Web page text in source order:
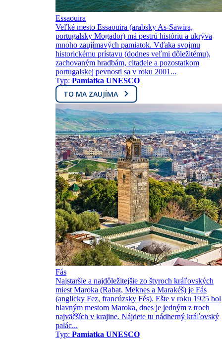
Essaouira
Veľké mesto Essaouira (arabsky As-Sawira,
portugalsky Mogador) má pestrú históriu a ukrýva
mnoho zaujímavých pamiatok. Vďaka svojmu
historickému prístavu (dodnes veľmi dôležitému),
zachovaným hradbám, citadele a pozostatkom
portugalskej pevnosti sa v roku 2001...
Typ: Pamiatka UNESCO
TO MA ZAUJÍMA
Fás
Najstaršie a najdôležitejšie zo štyroch kráľovských
miest Maroka (Rabat, Meknes a Marakéš) je Fás
(anglicky Fez, francúzsky Fés). Ešte v roku 1925 bol
hlavným mestom Maroka, dnes je jedným z troch
najväčších v krajine. Nájdete tu nádherný kráľovský
palác...
Typ: Pamiatka UNESCO